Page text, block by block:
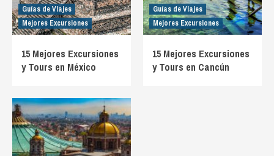
Guías de Viajes
Mejores Excursiones
15 Mejores Excursiones
y Tours en México
Guías de Viajes
Mejores Excursiones
15 Mejores Excursiones
y Tours en Cancún